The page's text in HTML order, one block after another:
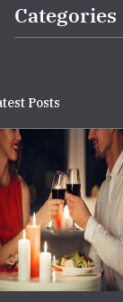
Categories
Posts